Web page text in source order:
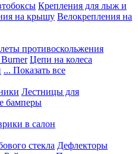
Крепления для лыж и
на крышу Велокрепления на
противоскольжения
Цепи на колеса
... Показать все
Лестницы для
бамперы
в салон
стекла Дефлекторы